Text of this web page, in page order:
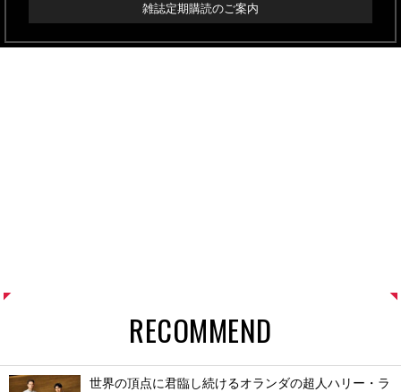
雑誌定期購読のご案内
RECOMMEND
世界の頂点に君臨し続けるオランダの超人ハリー・ラ